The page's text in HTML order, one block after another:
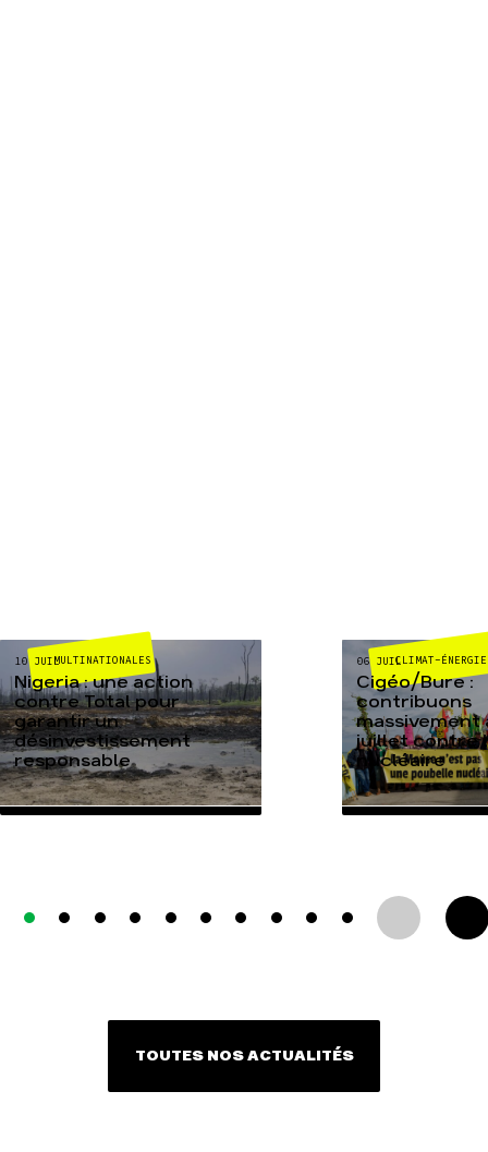
MULTINATIONALES
10 JUIL
Nigeria : une action
contre Total pour
garantir un
désinvestissement
responsable
CLIMAT-ÉNERGIE
06 JUIL
Cigéo/Bure :
contribuons
massivement
juillet contre
nucléaire
TOUTES NOS ACTUALITÉS